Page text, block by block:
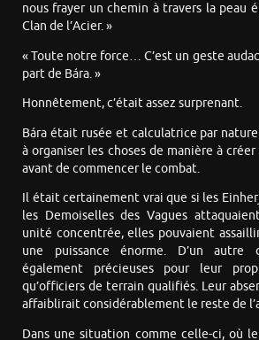
nous frayer un chemin à travers la peau
Clan de l’Acier. »
« Toute notre force… C’est un geste
part de Bára. »
Honnêtement, c’était assez surprenant.
Bára était rusée et calculatrice par
à organiser les choses de manière à
avant de commencer le combat.
Il était certainement vrai que si les
les Demoiselles des Vagues
unité concentrée, elles pouvaient
une puissance énorme. D’un
également précieuses pour leur
qu’officiers de terrain qualifiés. Leur
affaiblirait considérablement le reste de
Dans une situation comme celle-ci, où